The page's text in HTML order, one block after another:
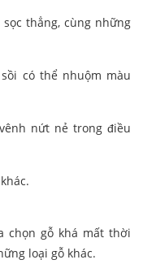
thẳng, cùng những
có thể nhuộm màu
nứt nẻ trong điều
chọn gỗ khá mất thời
loại gỗ khác.